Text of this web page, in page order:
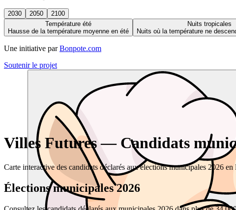
2030 2050
2100
Température été
Hausse de la température moyenne en été
Nuits tropicales
Nuits où la température ne
Une initiative par Bonpote.com
Soutenir le projet
Villes Futures — Candidats
Carte interactive des candidats déclarés aux élections municipales 2026
Élections municipales 2026